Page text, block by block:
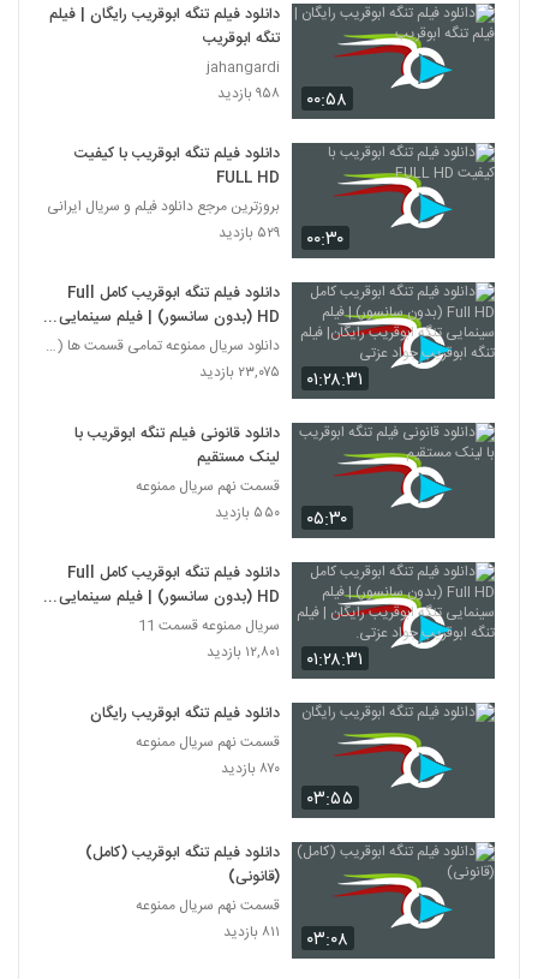
۰۰:۵۸
دانلود فیلم تنگه ابوقریب رایگان | فیلم
تنگه ابوقریب
jahangardi
۹۵۸ بازدید
۰۰:۳۰
دانلود فیلم تنگه ابوقریب با کیفیت
FULL HD
بروزترین مرجع دانلود فیلم و سریال ایرانی
۵۲۹ بازدید
۰۱:۲۸:۳۱
دانلود فيلم تنگه ابوقریب کامل Full
HD (بدون سانسور) | فيلم سينمایی
تنگه ابوقریب رایگان| فيلم تنگه
ابوقریب جواد عزتی
دانلود سریال ممنوعه تمامی قسمت ها (کامل HD)
۲۳,۰۷۵ بازدید
۰۵:۳۰
دانلود قانونی فیلم تنگه ابوقریب با
لینک مستقیم
قسمت نهم سریال ممنوعه
۵۵۰ بازدید
۰۱:۲۸:۳۱
دانلود فيلم تنگه ابوقریب کامل Full
HD (بدون سانسور) | فيلم سينمایی
تنگه ابوقریب رایگان | فيلم تنگه
ابوقریب جواد عزتی.
سریال ممنوعه قسمت 11
۱۲,۸۰۱ بازدید
۰۳:۵۵
دانلود فیلم تنگه ابوقریب رایگان
قسمت نهم سریال ممنوعه
۸۷۰ بازدید
۰۳:۰۸
دانلود فیلم تنگه ابوقریب (کامل)
(قانونی)
قسمت نهم سریال ممنوعه
۸۱۱ بازدید